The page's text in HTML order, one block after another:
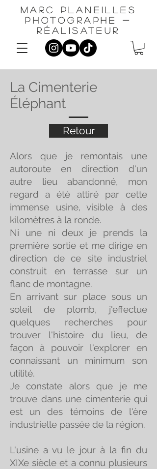
Marc planeilles
photographe -
réalisateur
La Cimenterie
Éléphant
Retour
Alors que je remontais une
autoroute en direction d'un
autre lieu abandonné, mon
regard a été attiré par cette
immense usine, visible à des
kilomètres à la ronde.
Ni une ni deux je prends la
première sortie et me dirige en
direction de ce site industriel
construit en terrasse sur un
flanc de montagne.
En arrivant sur place sous un
soleil de plomb, j'effectue
quelques recherches pour
trouver l'histoire du lieu, de
façon à pouvoir l'explorer en
connaissant un minimum son
utilité.
Je constate alors que je me
trouve dans une cimenterie qui
est un des témoins de l'ère
industrielle passée de la région.
L'usine a vu le jour à la fin du
XIXe siècle et a connu plusieurs